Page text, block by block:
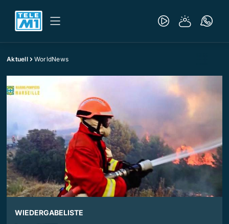
Aktuell WorldNews
WIEDERGABELISTE